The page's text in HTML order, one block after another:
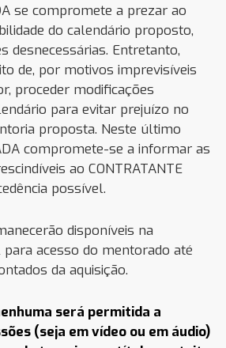
se compromete a prezar ao
do calendário proposto,
desnecessárias. Entretanto,
de, por motivos imprevisíveis
proceder modificações
para evitar prejuízo no
proposta. Neste último
compromete-se a informar as
ao CONTRATANTE
possível.
disponíveis na
acesso do mentorado até
da aquisição.
será permitida a
(seja em vídeo ou em áudio)